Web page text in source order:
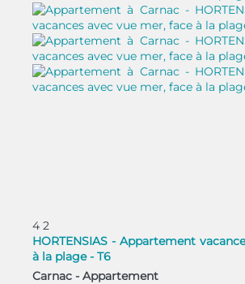
4 2
HORTENSIAS - Appartement
à la plage - T6
Carnac - Appartement